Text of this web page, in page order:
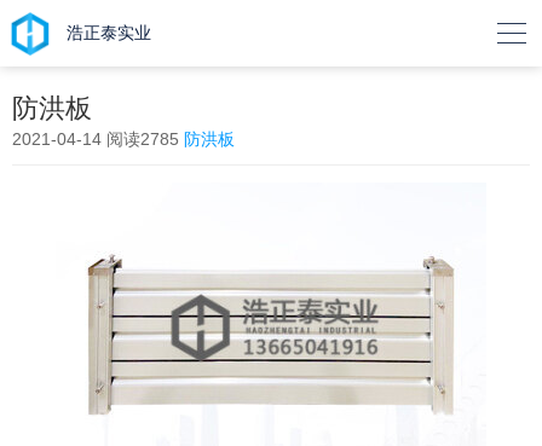
浩正泰实业 
防洪板
2021-04-14 阅读2785 防洪板